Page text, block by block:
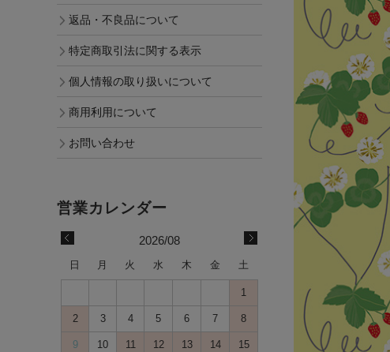
返品・不良品について
特定商取引法に関する表示
個人情報の取り扱いについて
商用利用について
お問い合わせ
2026/08
日 月 火 水 木 金 土
1
2 3 4 5 6 7 8
9 10 11 12 13 14 15